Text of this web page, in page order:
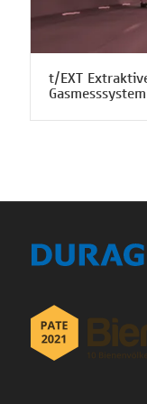
t/EXT
Gasmesssystem